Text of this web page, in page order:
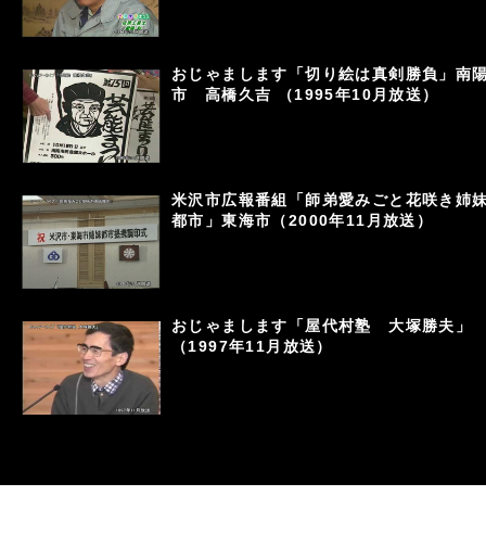
おじゃまします「切り絵は真剣勝負」南
市 高橋久吉 （1995年10月放送）
米沢市広報番組「師弟愛みごと花咲き姉
都市」東海市（2000年11月放送）
おじゃまします「屋代村塾 大塚勝夫」
（1997年11月放送）